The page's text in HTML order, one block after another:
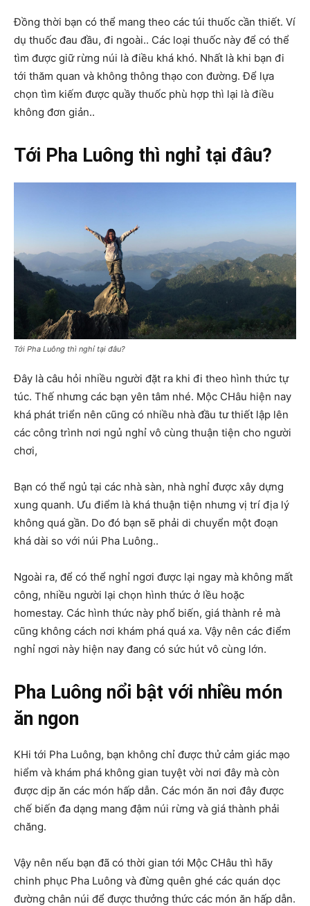
Đồng thời bạn có thể mang theo các túi thuốc cần thiết. Ví
dụ thuốc đau đầu, đi ngoài.. Các loại thuốc này để có thể
tìm được giữ rừng núi là điều khá khó. Nhất là khi bạn đi
tới thăm quan và không thông thạo con đường. Để lựa
chọn tìm kiếm được quầy thuốc phù hợp thì lại là điều
không đơn giản..
Tới Pha Luông thì nghỉ tại đâu?
Tới Pha Luông thì nghỉ tại đâu?
Đây là câu hỏi nhiều người đặt ra khi đi theo hình thức tự
túc. Thế nhưng các bạn yên tâm nhé. Mộc CHâu hiện nay
khá phát triển nên cũng có nhiều nhà đầu tư thiết lập lên
các công trình nơi ngủ nghỉ vô cùng thuận tiện cho người
chơi,
Bạn có thể ngủ tại các nhà sàn, nhà nghỉ được xây dựng
xung quanh. Ưu điểm là khá thuận tiện nhưng vị trí địa lý
không quá gần. Do đó bạn sẽ phải di chuyển một đoạn
khá dài so với núi Pha Luông..
Ngoài ra, để có thể nghỉ ngơi được lại ngay mà không mất
công, nhiều người lại chọn hình thức ở lều hoặc
homestay. Các hình thức này phổ biến, giá thành rẻ mà
cũng không cách nơi khám phá quá xa. Vậy nên các điểm
nghỉ ngơi này hiện nay đang có sức hút vô cùng lớn.
Pha Luông nổi bật với nhiều món
ăn ngon
KHi tới Pha Luông, bạn không chỉ được thử cảm giác mạo
hiểm và khám phá không gian tuyệt vời nơi đây mà còn
được dịp ăn các món hấp dẫn. Các món ăn nơi đây được
chế biến đa dạng mang đậm núi rừng và giá thành phải
chăng.
Vậy nên nếu bạn đã có thời gian tới Mộc CHâu thì hãy
chinh phục Pha Luông và đừng quên ghé các quán dọc
đường chân núi để được thưởng thức các món ăn hấp dẫn.